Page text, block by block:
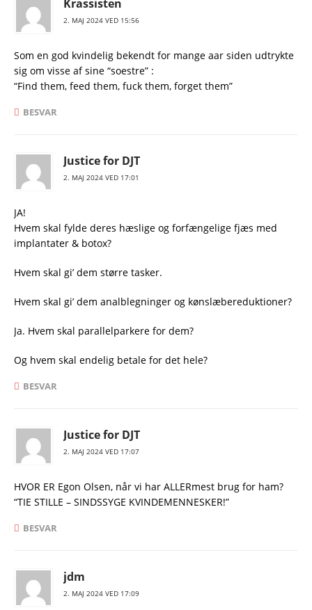
Krassisten
2. MAJ 2024 VED 15:56
Som en god kvindelig bekendt for mange aar siden udtrykte
sig om visse af sine “soestre” :
“Find them, feed them, fuck them, forget them”
BESVAR
Justice for DJT
2. MAJ 2024 VED 17:01
JA!
Hvem skal fylde deres hæslige og forfængelige fjæs med
implantater & botox?
Hvem skal gi’ dem større tasker.
Hvem skal gi’ dem analblegninger og kønslæbereduktioner?
Ja. Hvem skal parallelparkere for dem?
Og hvem skal endelig betale for det hele?
BESVAR
Justice for DJT
2. MAJ 2024 VED 17:07
HVOR ER Egon Olsen, når vi har ALLERmest brug for ham?
“TIE STILLE – SINDSSYGE KVINDEMENNESKER!”
BESVAR
jdm
2. MAJ 2024 VED 17:09